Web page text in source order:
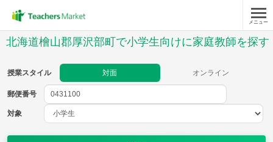
メニュー
北海道檜山郡厚沢部町で小学生向けに家庭教師を探す
授業スタイル 対面 オンライン
郵便番号
対象
郵便番号